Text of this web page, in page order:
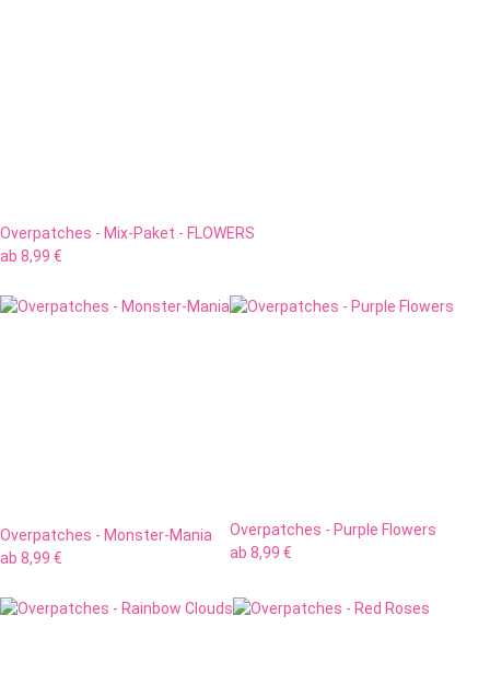
Overpatches - Mix-Paket - FLOWERS
ab 8,99 €
Overpatches - Monster-Mania
ab 8,99 €
Overpatches - Purple Flowers
ab 8,99 €